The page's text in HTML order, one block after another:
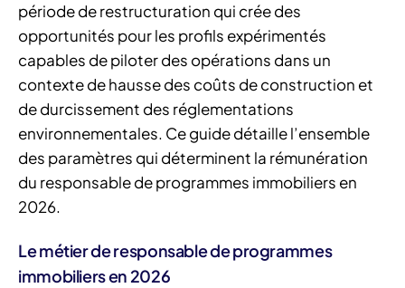
période de restructuration qui crée des
opportunités pour les profils expérimentés
capables de piloter des opérations dans un
contexte de hausse des coûts de construction et
de durcissement des réglementations
environnementales. Ce guide détaille l’ensemble
des paramètres qui déterminent la rémunération
du responsable de programmes immobiliers en
2026.
Le métier de responsable de programmes
immobiliers en 2026